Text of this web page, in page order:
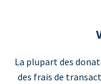
La plupart des
des frais de